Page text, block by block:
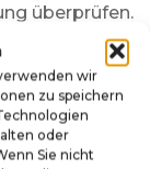
wir
zu speichern
oder
Sie nicht
überprüfen.